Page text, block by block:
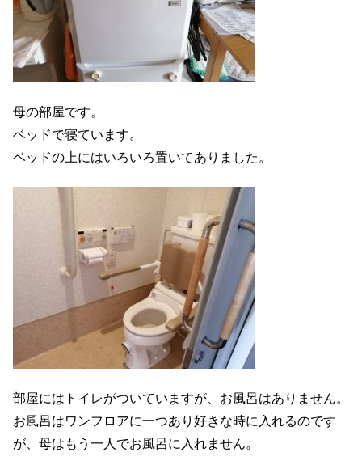
母の部屋です。
ベッドで寝ています。
ベッドの上にはいろいろ置いてありました。
部屋にはトイレがついていますが、お風呂はありません。
お風呂はワンフロアに一つあり好きな時に入れるのです
が、母はもう一人でお風呂に入れません。